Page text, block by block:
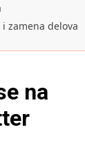
zamena delova